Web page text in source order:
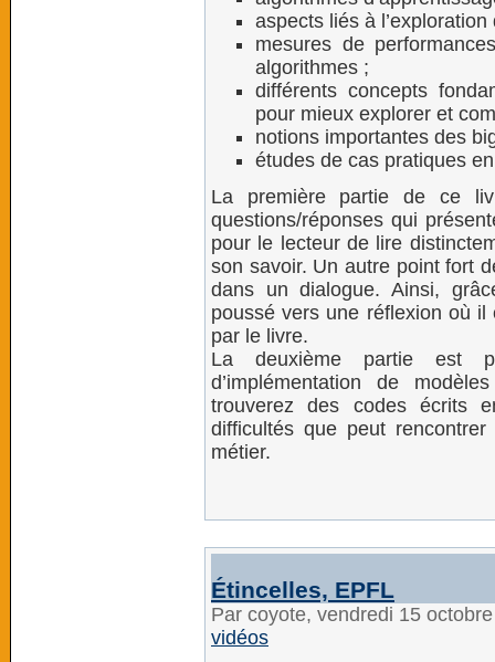
aspects liés à
mesures de
algorithmes ;
différents concepts
pour mieux explorer et
notions importantes des
études de cas pratiques
La première partie de ce
questions/réponses qui
pour le lecteur de lire
son savoir. Un autre point fort
dans un dialogue. Ainsi,
poussé vers une réﬂexion où
par le livre.
La deuxième partie est
d’implémentation de
trouverez des codes écrits
difﬁcultés que peut
métier.
Étincelles, EPFL
Par coyote, vendredi 15
vidéos